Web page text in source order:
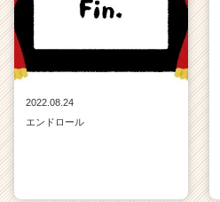
2022.08.24
エンドロール